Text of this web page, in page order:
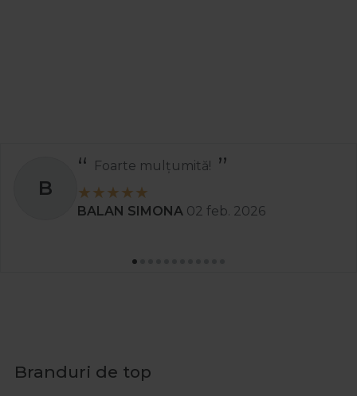
B
Foarte mulțumită!
BALAN SIMONA 02 feb. 2026
Branduri de top